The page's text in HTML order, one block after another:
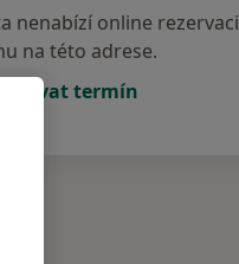
nenabízí online rezervaci
na této adrese.
termín